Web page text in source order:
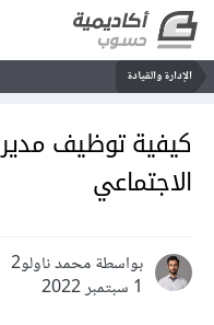
الإدارة والقيادة
كيفية توظيف
الاجتماعي
بواسطة محمد ناولو2
1 سبتمبر 2022